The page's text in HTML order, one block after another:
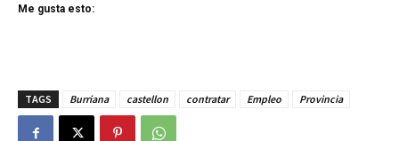
Me gusta esto:
TAGS Burriana castellon contratar Empleo Provincia